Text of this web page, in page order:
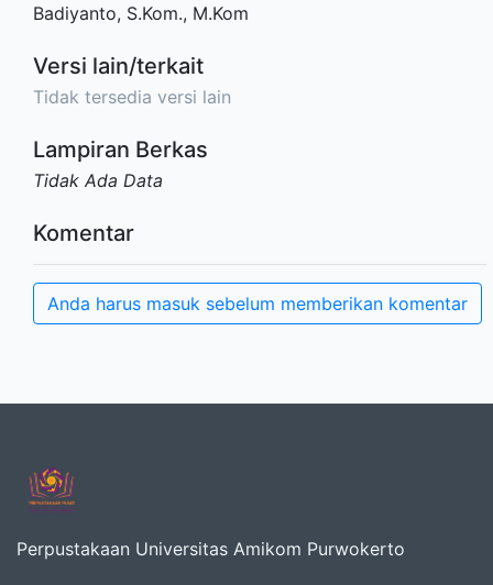
Badiyanto, S.Kom., M.Kom
Versi lain/terkait
Tidak tersedia versi lain
Lampiran Berkas
Tidak Ada Data
Komentar
Anda harus masuk sebelum memberikan komentar
Perpustakaan Universitas Amikom Purwokerto